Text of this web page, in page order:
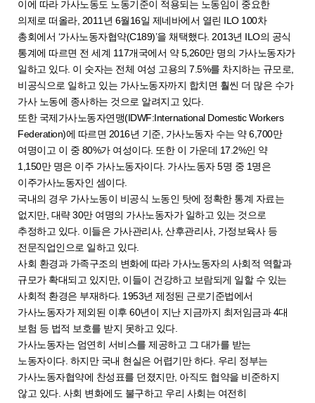
이에 따라 가사노동도 노동기준이 적용되는 노동임이 중요한
의제로 떠올라, 2011년 6월16일 제네바에서 열린 ILO 100차
총회에서 ‘가사노동자협약(C189)’을 채택했다. 2013년 ILO의 공식
통계에 따르면 전 세계 117개국에서 약 5,260만 명의 가사노동자가
일하고 있다. 이 숫자는 전체 여성 고용의 7.5%를 차지하는 규모로,
비공식으로 일하고 있는 가사노동자까지 합치면 훨씬 더 많은 수가
가사 노동에 종사하는 것으로 알려지고 있다.
또한 국제가사노동자연맹(IDWF:International Domestic Workers
Federation)에 따르면 2016년 기준, 가사노동자 수는 약 6,700만
여명이고 이 중 80%가 여성이다. 또한 이 가운데 17.2%인 약
1,150만 명은 이주 가사노동자이다. 가사노동자 5명 중 1명은
이주가사노동자인 셈이다.
국내의 경우 가사노동이 비공식 노동인 탓에 정확한 통계 자료는
없지만, 대략 30만 여명의 가사노동자가 일하고 있는 것으로
추정하고 있다. 이들은 가사관리사, 산후관리사, 가정보육사 등
전문직업인으로 일하고 있다.
사회 환경과 가족구조의 변화에 따라 가사노동자의 사회적 역할과
규모가 확대되고 있지만, 이들이 건강하고 보람되게 일할 수 있는
사회적 환경은 부재하다. 1953년 제정된 근로기준법에서
가사노동자가 제외된 이후 60년이 지난 지금까지 최저임금과 4대
보험 등 법적 보호를 받지 못하고 있다.
가사노동자는 엄연히 서비스를 제공하고 그 대가를 받는
노동자이다. 하지만 국내 현실은 어렵기만 하다. 우리 정부는
가사노동자협약에 찬성표를 던졌지만, 아직도 협약을 비준하지
않고 있다. 사회 변화에도 불구하고 우리 사회는 여전히